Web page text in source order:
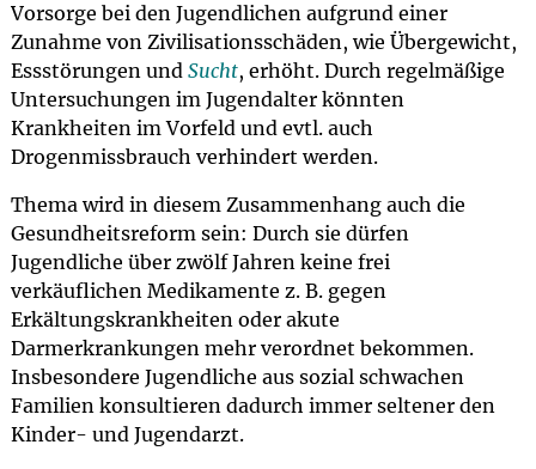
Vorsorge bei den Jugendlichen aufgrund einer
Zunahme von Zivilisationsschäden, wie Übergewicht,
Essstörungen und Sucht, erhöht. Durch regelmäßige
Untersuchungen im Jugendalter könnten
Krankheiten im Vorfeld und evtl. auch
Drogenmissbrauch verhindert werden.
Thema wird in diesem Zusammenhang auch die
Gesundheitsreform sein: Durch sie dürfen
Jugendliche über zwölf Jahren keine frei
verkäuflichen Medikamente z. B. gegen
Erkältungskrankheiten oder akute
Darmerkrankungen mehr verordnet bekommen.
Insbesondere Jugendliche aus sozial schwachen
Familien konsultieren dadurch immer seltener den
Kinder- und Jugendarzt.